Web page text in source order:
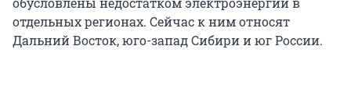
отдельных регионах. Сейчас к ним относят
Дальний Восток, юго-запад Сибири и юг России.